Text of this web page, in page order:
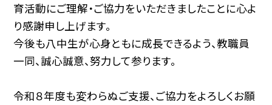
育活動にご理解・ご協力をいただきましたことに心よ
り感謝申し上げます。
今後も八中生が心身ともに成長できるよう、教職員
一同、誠心誠意、努力して参ります。
令和８年度も変わらぬご支援、ご協力をよろしくお願